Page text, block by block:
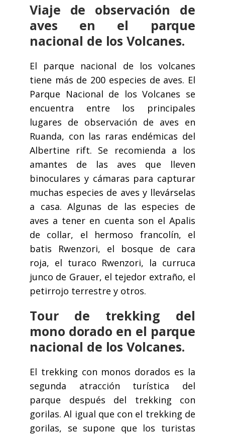
Viaje de observación de
aves en el parque
nacional de los Volcanes.
El parque nacional de los volcanes
tiene más de 200 especies de aves. El
Parque Nacional de los Volcanes se
encuentra entre los principales
lugares de observación de aves en
Ruanda, con las raras endémicas del
Albertine rift. Se recomienda a los
amantes de las aves que lleven
binoculares y cámaras para capturar
muchas especies de aves y llevárselas
a casa. Algunas de las especies de
aves a tener en cuenta son el Apalis
de collar, el hermoso francolín, el
batis Rwenzori, el bosque de cara
roja, el turaco Rwenzori, la curruca
junco de Grauer, el tejedor extraño, el
petirrojo terrestre y otros.
Tour de trekking del
mono dorado en el parque
nacional de los Volcanes.
El trekking con monos dorados es la
segunda atracción turística del
parque después del trekking con
gorilas. Al igual que con el trekking de
gorilas, se supone que los turistas